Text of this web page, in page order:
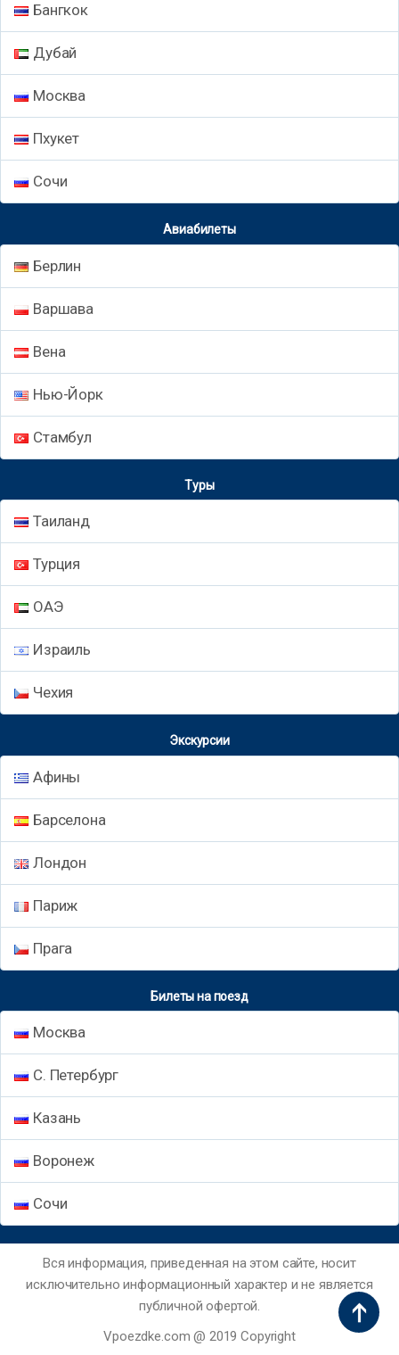
Бангкок
Дубай
Москва
Пхукет
Сочи
Авиабилеты
Берлин
Варшава
Вена
Нью-Йорк
Стамбул
Туры
Таиланд
Турция
ОАЭ
Израиль
Чехия
Экскурсии
Афины
Барселона
Лондон
Париж
Прага
Билеты на поезд
Москва
С. Петербург
Казань
Воронеж
Сочи
Вся информация, приведенная на этом сайте, носит
исключительно информационный характер и не является
публичной офертой.
Vpoezdke.com @ 2019 Copyright